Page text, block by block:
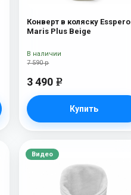
Конверт в коляску Esspero
Maris Plus Beige
7 590 р
3 490 e
Купить
В наличии
Видео